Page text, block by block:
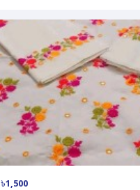
৳1,500